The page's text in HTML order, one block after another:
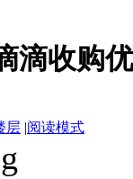
滴收购
层 |阅读模式